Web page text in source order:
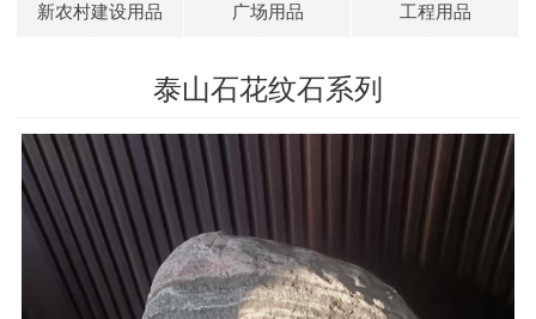
新农村建设用品 广场用品 工程用品
泰山石花纹石系列